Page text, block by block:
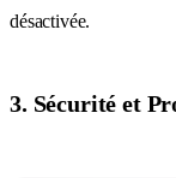
désactivée.
3. Sécurité et